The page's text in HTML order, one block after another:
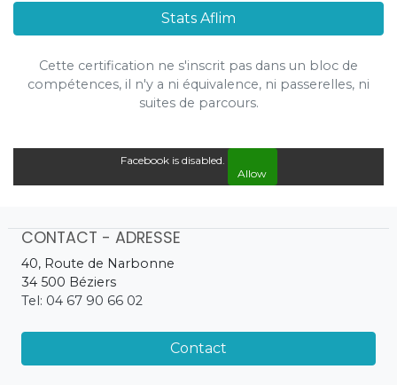
Stats Aflim
Cette certification ne s'inscrit pas dans un bloc de
compétences, il n'y a ni équivalence, ni passerelles, ni
suites de parcours.
Facebook is disabled.
Allow
CONTACT - ADRESSE
40, Route de Narbonne
34 500 Béziers
Tel: 04 67 90 66 02
Contact